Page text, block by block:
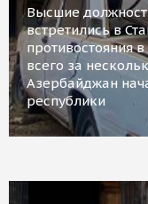
Высшие
встретились в
противостояния
всего за
Азербайджан
республики